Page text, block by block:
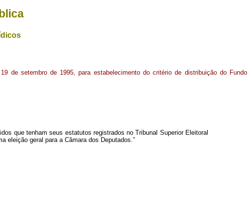
de setembro de 1995, para estabelecimento do critério de distribuição do Fundo
que tenham seus estatutos registrados no Tribunal Superior Eleitoral
eleição geral para a Câmara dos Deputados.”